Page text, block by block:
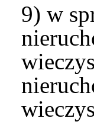
9) w